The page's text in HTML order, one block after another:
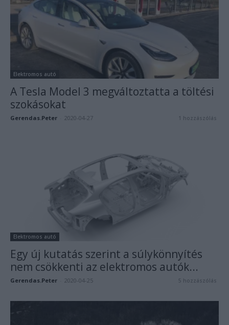
Elektromos autó
A Tesla Model 3 megváltoztatta a töltési
szokásokat
Gerendas.Peter 2020-04-27 1 hozzászólás
Elektromos autó
Egy új kutatás szerint a súlykönnyítés
nem csökkenti az elektromos autók...
Gerendas.Peter 2020-04-25 5 hozzászólás